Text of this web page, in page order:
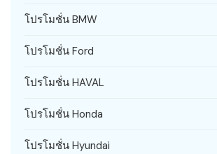
โปรโมชั่น BMW
โปรโมชั่น Ford
โปรโมชั่น HAVAL
โปรโมชั่น Honda
โปรโมชั่น Hyundai